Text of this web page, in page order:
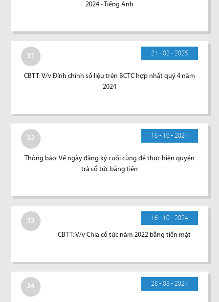
2024 - Tiếng Anh
31 21 - 02 - 2025
CBTT: V/v Đính chính số liệu trên BCTC hợp nhất quý 4 năm
2024
32 16 - 10 - 2024
Thông báo: Về ngày đăng ký cuối cùng để thực hiện quyền
trả cổ tức bằng tiền
33 16 - 10 - 2024
CBTT: V/v Chia cổ tức năm 2022 bằng tiền mặt
34 28 - 08 - 2024